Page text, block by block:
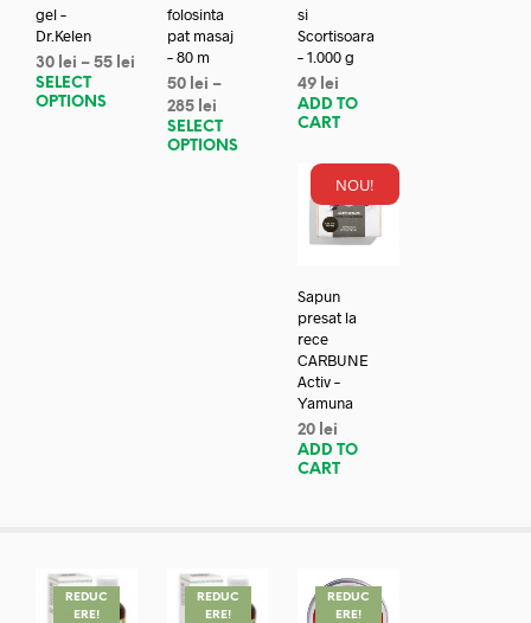
gel –
Dr.Kelen
30 lei – 55 lei
SELECT
OPTIONS
folosinta
pat masaj
– 80 m
50 lei –
285 lei
SELECT
OPTIONS
si
Scortisoara
– 1.000 g
49 lei
ADD TO
CART
NOU!
Sapun
presat la
rece
CARBUNE
Activ –
Yamuna
20 lei
ADD TO
CART
REDUC
ERE!
REDUC
ERE!
REDUC
ERE!